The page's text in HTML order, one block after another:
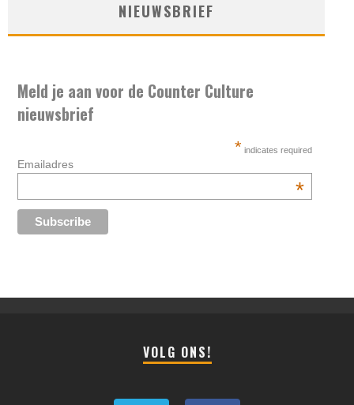
NIEUWSBRIEF
Meld je aan voor de Counter Culture
nieuwsbrief
* indicates required
Emailadres
*
VOLG ONS!